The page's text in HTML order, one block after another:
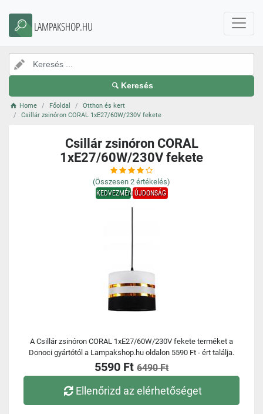
LAMPAKSHOP.HU
Keresés
Home Főoldal
Otthon és kert
Csillár zsinóron CORAL 1xE27/60W/230V fekete
Csillár zsinóron CORAL
1xE27/60W/230V fekete
(Összesen 2 értékelés)
KEDVEZMÉNYÚJDONSÁG
A Csillár zsinóron CORAL 1xE27/60W/230V fekete terméket a
Donoci gyártótól a Lampakshop.hu oldalon 5590 Ft - ért találja.
5590 Ft 6490 Ft
Ellenőrizd az elérhetőséget